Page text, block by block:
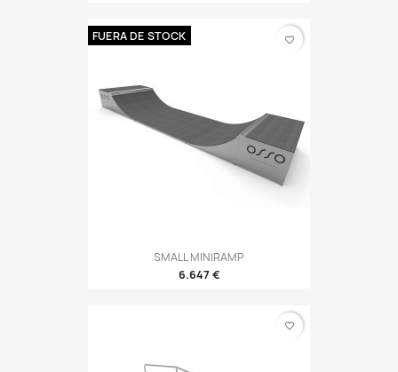
SMALL MINIRAMP
6.647 €
FUERA DE STOCK favorite_border
favorite_border